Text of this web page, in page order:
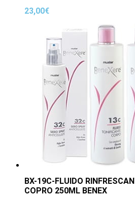
23,00€
BX-19C-FLUIDO
COPRO 250ML BENEX